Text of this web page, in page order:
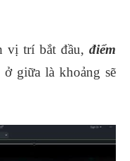
vị trí bắt đầu,điểm
giữa là khoảng sẽ